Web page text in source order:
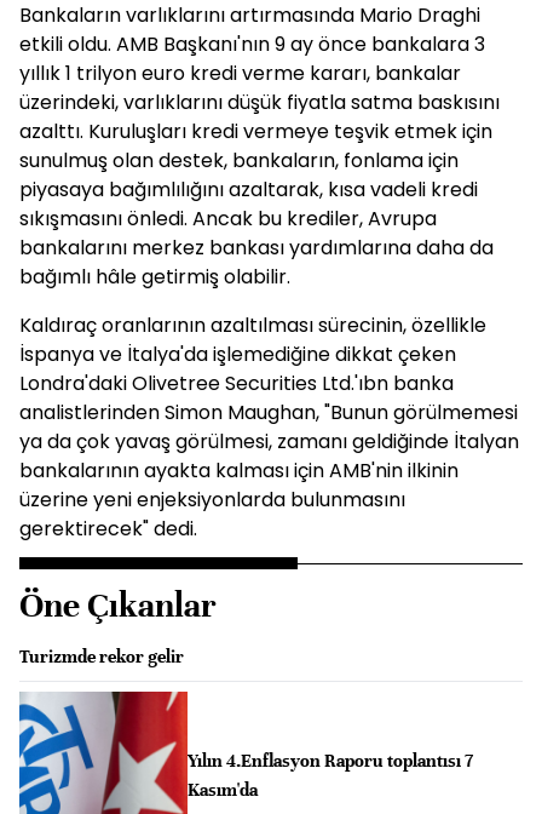
Bankaların varlıklarını artırmasında Mario Draghi
etkili oldu. AMB Başkanı'nın 9 ay önce bankalara 3
yıllık 1 trilyon euro kredi verme kararı, bankalar
üzerindeki, varlıklarını düşük fiyatla satma baskısını
azalttı. Kuruluşları kredi vermeye teşvik etmek için
sunulmuş olan destek, bankaların, fonlama için
piyasaya bağımlılığını azaltarak, kısa vadeli kredi
sıkışmasını önledi. Ancak bu krediler, Avrupa
bankalarını merkez bankası yardımlarına daha da
bağımlı hâle getirmiş olabilir.
Kaldıraç oranlarının azaltılması sürecinin, özellikle
İspanya ve İtalya'da işlemediğine dikkat çeken
Londra'daki Olivetree Securities Ltd.'ıbn banka
analistlerinden Simon Maughan, "Bunun görülmemesi
ya da çok yavaş görülmesi, zamanı geldiğinde İtalyan
bankalarının ayakta kalması için AMB'nin ilkinin
üzerine yeni enjeksiyonlarda bulunmasını
gerektirecek" dedi.
Öne Çıkanlar
Turizmde rekor gelir
Yılın 4.Enflasyon Raporu toplantısı 7
Kasım'da